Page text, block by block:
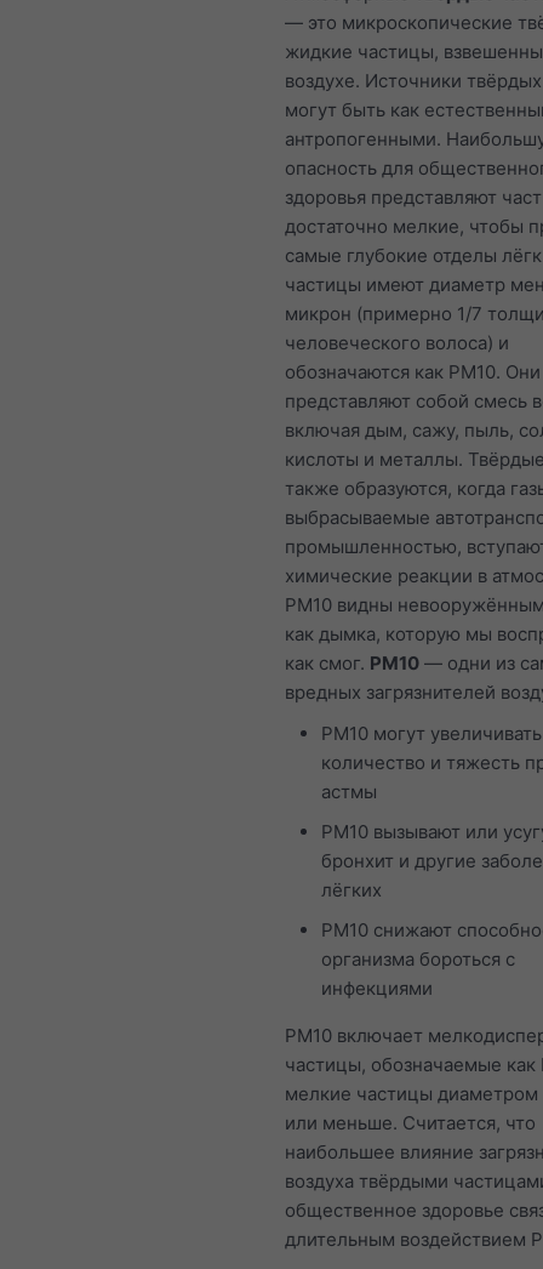
— это микроскопические
жидкие частицы,
воздухе. Источники
могут быть как
антропогенными.
опасность для
здоровья представляют
достаточно мелкие, чтобы
самые глубокие отделы
частицы имеют диаметр
микрон (примерно 1/7
человеческого волоса) и
обозначаются как PM10. Они
представляют собой смесь
включая дым, сажу, пыль,
кислоты и металлы.
также образуются, когда
выбрасываемые
промышленностью,
химические реакции в
PM10 видны
как дымка, которую мы
как смог. PM10 — одни из
вредных загрязнителей
PM10 могут увеличивать
количество и тяжесть
астмы
PM10 вызывают или
бронхит и другие
лёгких
PM10 снижают
организма бороться с
инфекциями
PM10 включает
частицы, обозначаемые как
мелкие частицы диаметром
или меньше. Считается, что
наибольшее влияние
воздуха твёрдыми
общественное здоровье
длительным воздействием